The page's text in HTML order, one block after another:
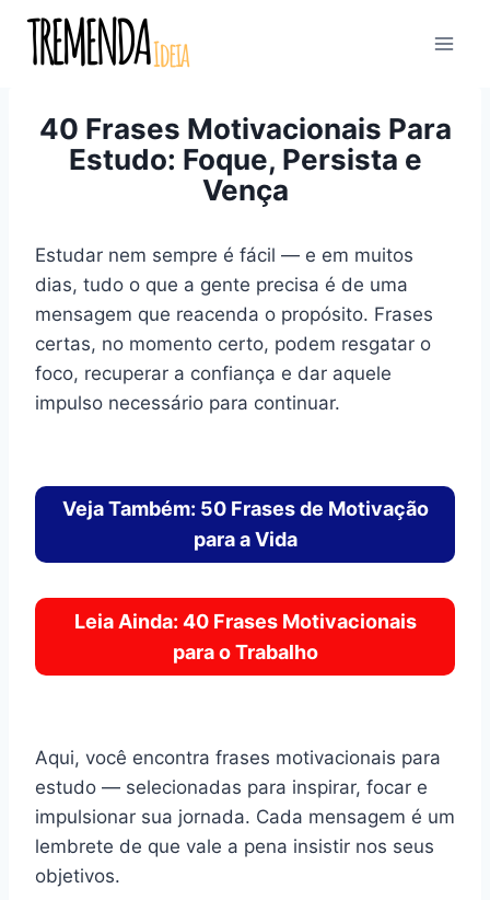
Pular
para
40 Frases Motivacionais Para
Estudo: Foque, Persista e
Vença
Estudar nem sempre é fácil — e em muitos
dias, tudo o que a gente precisa é de uma
mensagem que reacenda o propósito. Frases
certas, no momento certo, podem resgatar o
foco, recuperar a confiança e dar aquele
impulso necessário para continuar.
Veja Também: 50 Frases de Motivação
para a Vida
Leia Ainda: 40 Frases Motivacionais
para o Trabalho
Aqui, você encontra frases motivacionais para
estudo — selecionadas para inspirar, focar e
impulsionar sua jornada. Cada mensagem é um
lembrete de que vale a pena insistir nos seus
objetivos.